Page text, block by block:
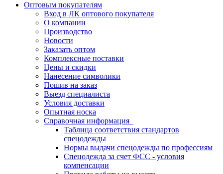
Оптовым покупателям
Вход в ЛК оптового покупателя
О компании
Производство
Новости
Заказать оптом
Комплексные поставки
Цены и скидки
Нанесение символики
Пошив на заказ
Выезд специалиста
Условия доставки
Опытная носка
Справочная информация
Таблица соответствия стандартов
спецодежды
Нормы выдачи спецодежды по профессиям
Спецодежда за счет ФСС - условия
компенсации